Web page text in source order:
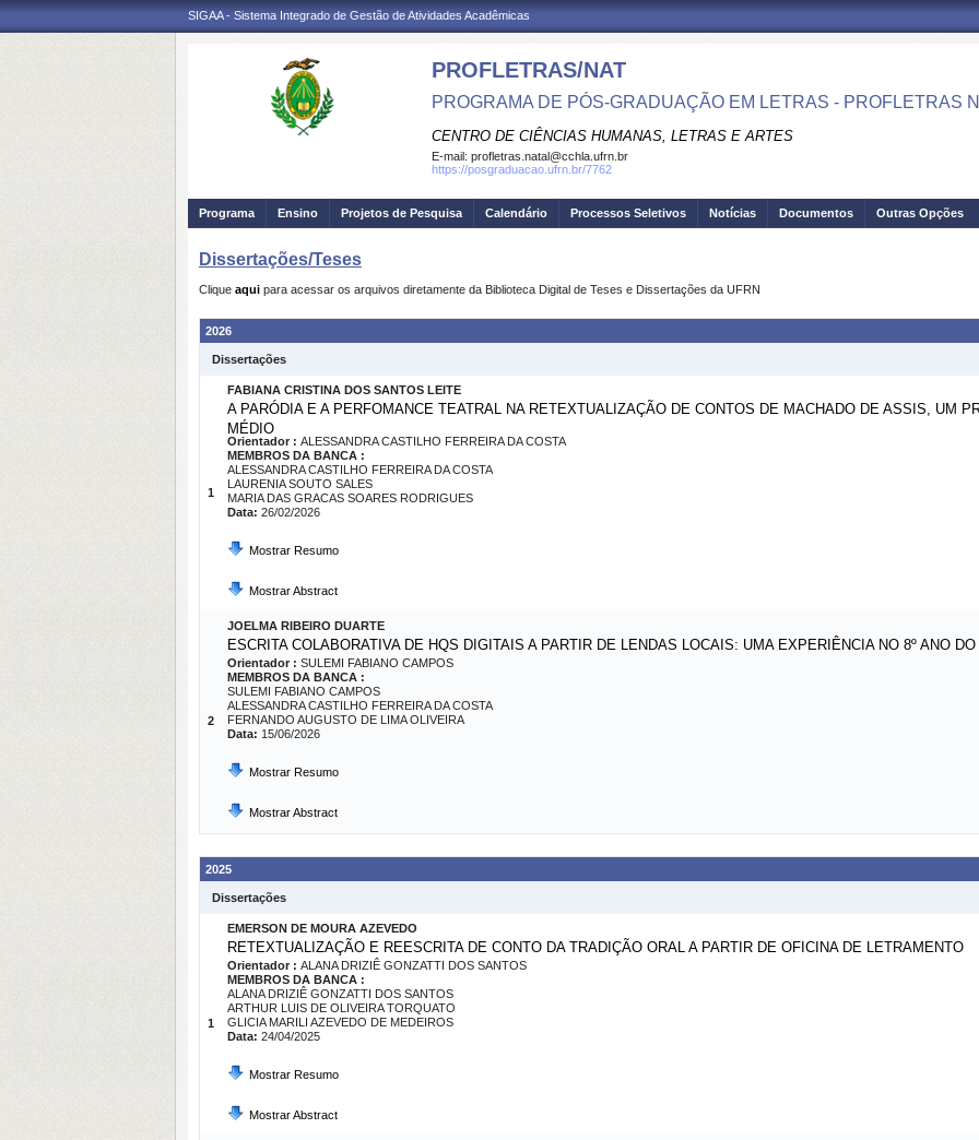
SIGAA - Sistema Integrado de Gestão de Atividades Acadêmicas
PROFLETRAS/NAT
PROGRAMA DE PÓS-GRADUAÇÃO EM LETRAS - PROFLETRAS
CENTRO DE CIÊNCIAS HUMANAS, LETRAS E ARTES
E-mail: profletras.natal@cchla.ufrn.br
https://posgraduacao.ufrn.br/7762
Programa Ensino Projetos de Pesquisa Calendário Processos Seletivos Notícias Documentos Outras Opções
Dissertações/Teses
Clique aqui para acessar os arquivos diretamente da Biblioteca Digital de Teses e Dissertações da UFRN
2026
Dissertações
1
FABIANA CRISTINA DOS SANTOS LEITE
A PARÓDIA E A PERFOMANCE TEATRAL NA RETEXTUALIZAÇÃO DE CONTOS DE MACHADO DE ASSIS, UM
MÉDIO
Orientador : ALESSANDRA CASTILHO FERREIRA DA COSTA
MEMBROS DA BANCA :
ALESSANDRA CASTILHO FERREIRA DA COSTA
LAURENIA SOUTO SALES
MARIA DAS GRACAS SOARES RODRIGUES
Data: 26/02/2026
Mostrar Resumo
Mostrar Abstract
2
JOELMA RIBEIRO DUARTE
ESCRITA COLABORATIVA DE HQS DIGITAIS A PARTIR DE LENDAS LOCAIS: UMA EXPERIÊNCIA NO 8º ANO
Orientador : SULEMI FABIANO CAMPOS
MEMBROS DA BANCA :
SULEMI FABIANO CAMPOS
ALESSANDRA CASTILHO FERREIRA DA COSTA
FERNANDO AUGUSTO DE LIMA OLIVEIRA
Data: 15/06/2026
Mostrar Resumo
Mostrar Abstract
2025
Dissertações
1
EMERSON DE MOURA AZEVEDO
RETEXTUALIZAÇÃO E REESCRITA DE CONTO DA TRADIÇÃO ORAL A PARTIR DE OFICINA DE LETRAMENTO
Orientador : ALANA DRIZIÊ GONZATTI DOS SANTOS
MEMBROS DA BANCA :
ALANA DRIZIÊ GONZATTI DOS SANTOS
ARTHUR LUIS DE OLIVEIRA TORQUATO
GLICIA MARILI AZEVEDO DE MEDEIROS
Data: 24/04/2025
Mostrar Resumo
Mostrar Abstract